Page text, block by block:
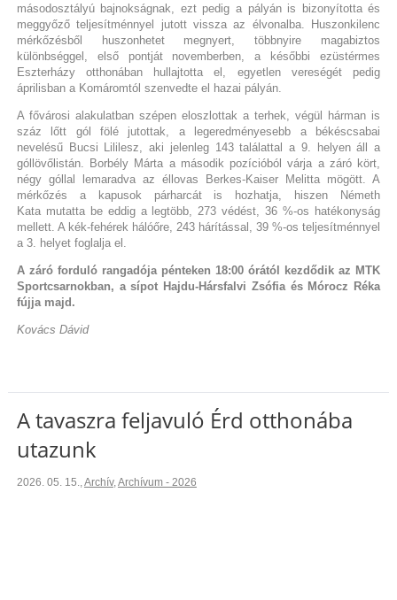
másodosztályú bajnokságnak, ezt pedig a pályán is bizonyította és
meggyőző teljesítménnyel jutott vissza az élvonalba. Huszonkilenc
mérkőzésből huszonhetet megnyert, többnyire magabiztos
különbséggel, első pontját novemberben, a későbbi ezüstérmes
Eszterházy otthonában hullajtotta el, egyetlen vereségét pedig
áprilisban a Komáromtól szenvedte el hazai pályán.
A fővárosi alakulatban szépen eloszlottak a terhek, végül hárman is
száz lőtt gól fölé jutottak, a legeredményesebb a békéscsabai
nevelésű Bucsi Lililesz, aki jelenleg 143 találattal a 9. helyen áll a
góllövőlistán. Borbély Márta a második pozícióból várja a záró kört,
négy góllal lemaradva az éllovas Berkes-Kaiser Melitta mögött. A
mérkőzés a kapusok párharcát is hozhatja, hiszen Németh
Kata mutatta be eddig a legtöbb, 273 védést, 36 %-os hatékonyság
mellett. A kék-fehérek hálóőre, 243 hárítással, 39 %-os teljesítménnyel
a 3. helyet foglalja el.
A záró forduló rangadója pénteken 18:00 órától kezdődik az MTK
Sportcsarnokban, a sípot Hajdu-Hársfalvi Zsófia és Mórocz Réka
fújja majd.
Kovács Dávid
A tavaszra feljavuló Érd otthonába
utazunk
2026. 05. 15.,Archív,Archívum - 2026